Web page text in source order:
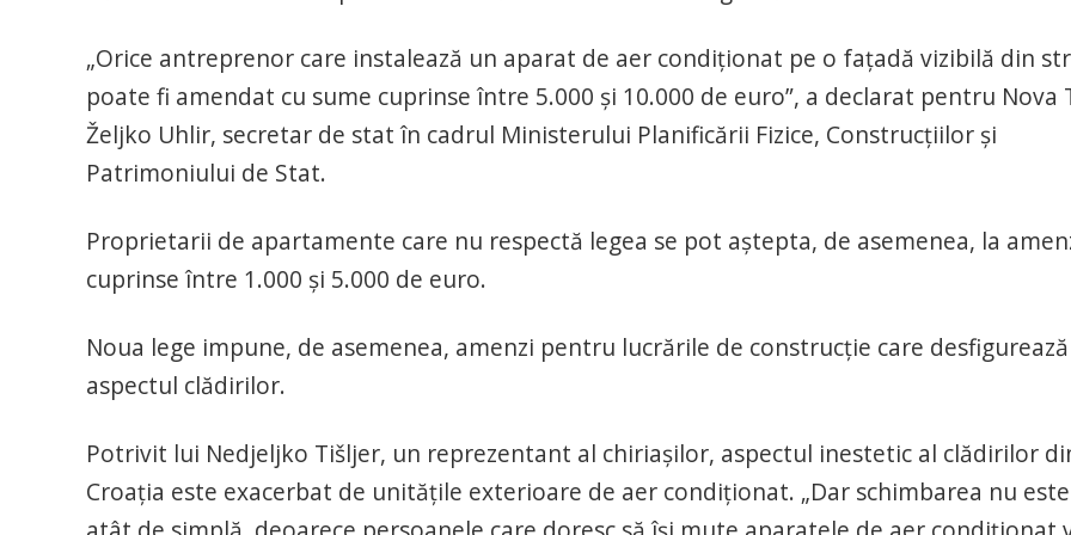
„Orice antreprenor care instalează un aparat de aer condiționat pe o fațadă vizibilă din
poate fi amendat cu sume cuprinse între 5.000 și 10.000 de euro”, a declarat pentru Nova
Željko Uhlir, secretar de stat în cadrul Ministerului Planificării Fizice, Construcțiilor și
Patrimoniului de Stat.
Proprietarii de apartamente care nu respectă legea se pot aștepta, de asemenea, la
cuprinse între 1.000 și 5.000 de euro.
Noua lege impune, de asemenea, amenzi pentru lucrările de construcție care desfigurează
aspectul clădirilor.
Potrivit lui Nedjeljko Tišljer, un reprezentant al chiriașilor, aspectul inestetic al clădirilor
Croația este exacerbat de unitățile exterioare de aer condiționat. „Dar schimbarea nu este